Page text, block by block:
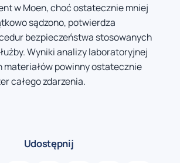
w Moen, choć ostatecznie mniej
sądzono, potwierdza
bezpieczeństwa stosowanych
Wyniki analizy laboratoryjnej
materiałów powinny ostatecznie
całego zdarzenia.
Udostępnij